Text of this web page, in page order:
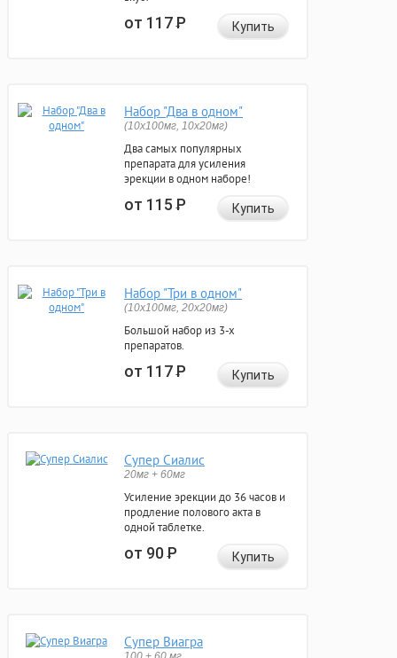
от 117Р Купить
Набор "Два в одном"
(10x100мг, 10x20мг)
Два самых популярных
препарата для усиления
эрекции в одном наборе!
от 115Р Купить
Набор "Три в одном"
(10x100мг, 20x20мг)
Большой набор из 3-х
препаратов.
от 117Р Купить
Супер Сиалис
20мг + 60мг
Усиление эрекции до 36 часов и
продление полового акта в
одной таблетке.
от 90Р Купить
Супер Виагра